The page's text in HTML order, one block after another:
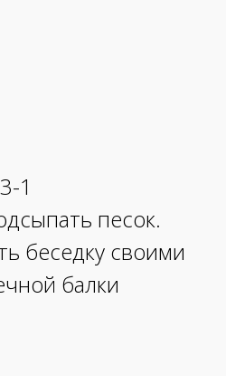
1
песок.
беседку своими
балки